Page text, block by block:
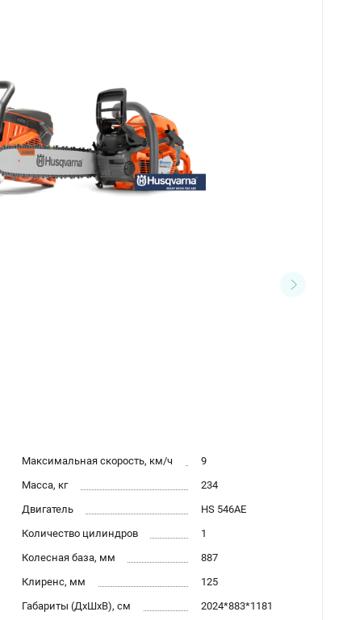
Максимальная скорость, км/ч
9
Масса, кг
234
Двигатель
HS 546AE
Количество цилиндров
1
Колесная база, мм
887
Клиренс, мм
125
Габариты (ДхШхВ), см
2024*883*1181